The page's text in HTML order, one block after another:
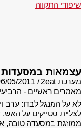
שיפודי התקווה
עצמאות במסעדות
מערכת 2eat
05/2011
מאמרים ראשיים -
לא על המנגל לבדו: ערב
לצליית סטייקים על
ממוזגת במסעדה טובה,